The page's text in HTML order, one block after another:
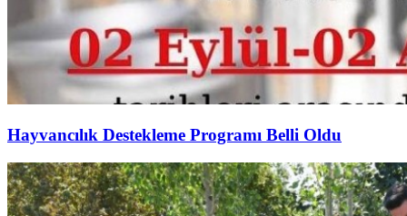
Hayvancılık Destekleme Programı Belli Oldu